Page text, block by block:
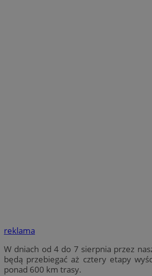
reklama
W dniach od 4 do 7 sierpnia przez
będą przebiegać aż cztery etapy
ponad 600 km trasy.